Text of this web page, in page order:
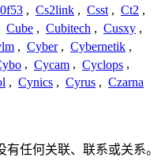
, Cs2link , Csst , Ct2 ,
Cube , Cubitech , Cusxy ,
, Cyber , Cybernetik ,
, Cycam , Cyclops ,
, Cynics , Cyrus , Czarna
有任何关联、联系或关系。